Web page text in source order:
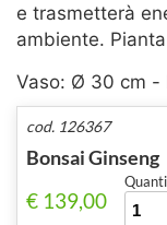
e trasmetterà
ambiente.
Vaso: Ø 30 cm -
cod. 126367
Bonsai Ginseng
€ 139,00